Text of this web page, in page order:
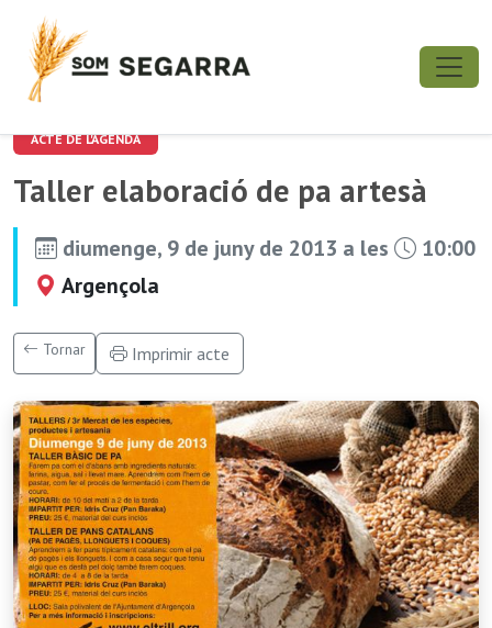
ACTE DE L'AGENDA
Taller elaboració de pa artesà
diumenge, 9 de juny de 2013 a les
10:00
Argençola
Tornar Imprimir acte